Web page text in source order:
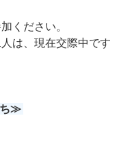
ください。
は、現在交際中です
ち≫